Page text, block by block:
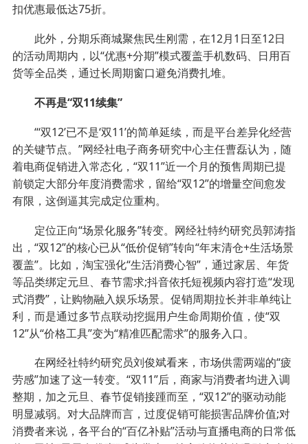
扣优惠最低达75折。
此外，分期乐商城聚焦民生刚需，在12月1日至12日
的活动周期内，以“优惠+分期”模式覆盖手机数码、日用百
货等全品类，通过长周期窗口避免消费扎堆。
不再是“双11续集”
“‘双12’已不是‘双11’的简单延续，而是平台差异化经营
的关键节点。”网经社电子商务研究中心主任曹磊认为，随
着电商促销进入常态化，“双11”近一个月的预售周期已提
前锁定大部分年度消费需求，留给“双12”的增量空间愈发
有限，这倒逼其完成定位重构。
定位正向“场景化服务”转变。网经社特约研究员郭涛指
出，“双12”的核心已从“低价促销”转向“年末清仓+生活场景
覆盖”。比如，淘宝强化“生活消费心智”，通过家居、年货
等品类绑定元旦、春节需求;抖音依托短视频内容打造“发现
式消费”，让购物融入娱乐场景。促销周期拉长并非单纯让
利，而是通过多节点联动挖掘用户生命周期价值，使“双
12”从“价格工具”变为“精准匹配需求”的服务入口。
在网经社特约研究员刘俊斌看来，市场供需两端的“疲
劳感”加速了这一转变。“双11”后，商家与消费者均进入调
整期，加之元旦、春节促销接踵而至，“双12”的驱动动能
明显减弱。对大品牌而言，过度促销可能损害品牌价值;对
消费者来说，各平台的“百亿补贴”活动与直播电商的日常低